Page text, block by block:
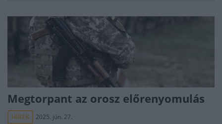
Megtorpant az orosz előrenyomulás
HÍREK 2025. jún. 27.